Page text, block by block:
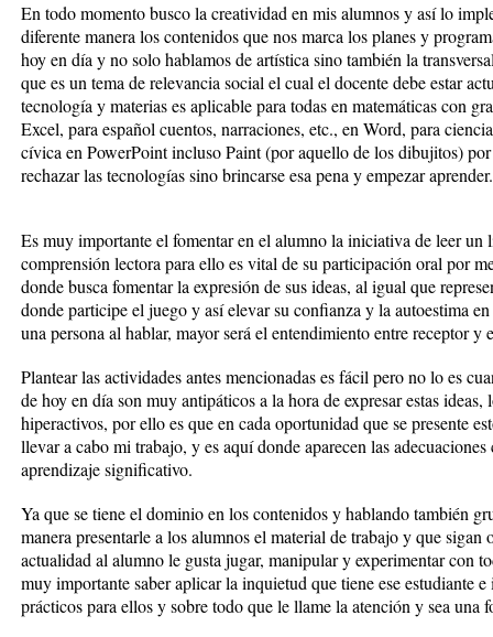
En todo momento busco la creatividad en mis alumnos y así lo
diferente manera los contenidos que nos marca los planes y
hoy en día y no solo hablamos de artística sino también la
que es un tema de relevancia social el cual el docente debe estar
tecnología y materias es aplicable para todas en matemáticas con
Excel, para español cuentos, narraciones, etc., en Word, para
cívica en PowerPoint incluso Paint (por aquello de los dibujitos)
rechazar las tecnologías sino brincarse esa pena y empezar aprender.
Es muy importante el fomentar en el alumno la iniciativa de leer un
comprensión lectora para ello es vital de su participación oral por
donde busca fomentar la expresión de sus ideas, al igual que
donde participe el juego y así elevar su confianza y la autoestima
una persona al hablar, mayor será el entendimiento entre receptor y
Plantear las actividades antes mencionadas es fácil pero no lo es
de hoy en día son muy antipáticos a la hora de expresar estas ideas,
hiperactivos, por ello es que en cada oportunidad que se presente
llevar a cabo mi trabajo, y es aquí donde aparecen las
aprendizaje significativo.
Ya que se tiene el dominio en los contenidos y hablando también
manera presentarle a los alumnos el material de trabajo y que sigan
actualidad al alumno le gusta jugar, manipular y experimentar con
muy importante saber aplicar la inquietud que tiene ese estudiante
prácticos para ellos y sobre todo que le llame la atención y sea una